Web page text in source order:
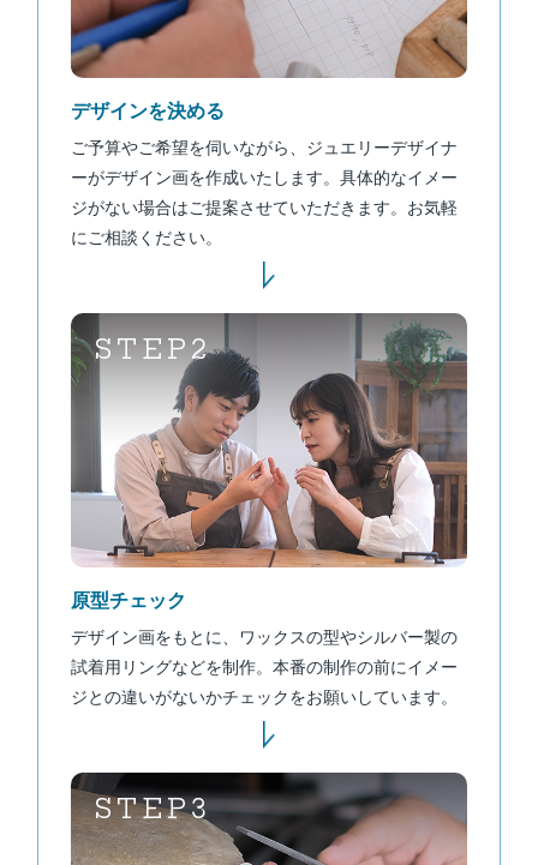
デザインを決める
ご予算やご希望を伺いながら、ジュエリーデザイナ
ーがデザイン画を作成いたします。具体的なイメー
ジがない場合はご提案させていただきます。お気軽
にご相談ください。
STEP2
原型チェック
デザイン画をもとに、ワックスの型やシルバー製の
試着用リングなどを制作。本番の制作の前にイメー
ジとの違いがないかチェックをお願いしています。
STEP3